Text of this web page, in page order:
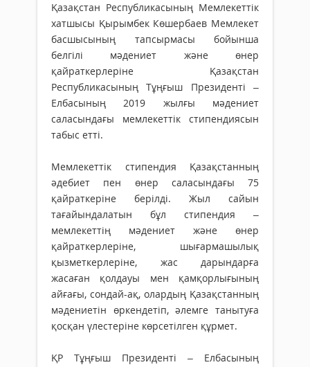
Қазақстан Республикасының Мемлекеттік
хатшысы Қырымбек Көшербаев Мемлекет
басшысының тапсырмасы бойынша
белгілі мәдениет және өнер
қайраткерлеріне Қазақстан
Республикасының Тұңғыш Президенті –
Елбасының 2019 жылғы мәдениет
саласындағы мемлекеттік стипендиясын
табыс етті.
Мемлекеттік стипендия Қазақстанның
әдебиет пен өнер саласындағы 75
қайраткеріне берілді. Жыл сайын
тағайындалатын бұл стипендия –
мемлекеттің мәдениет және өнер
қайраткерлеріне, шығармашылық
қызметкерлеріне, жас дарындарға
жасаған қолдауы мен қамқорлығының
айғағы, сондай-ақ, олардың Қазақстанның
мәдениетін өркендетіп, әлемге танытуға
қосқан үлестеріне көрсетілген құрмет.
ҚР Тұңғыш Президенті – Елбасының